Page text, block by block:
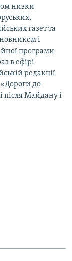
низки
газет та
і
програми
в ефірі
редакції
до
після Майдану і